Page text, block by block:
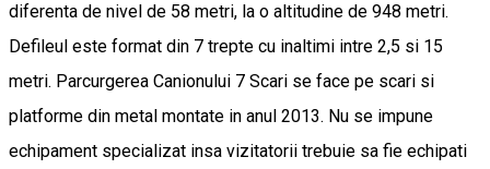
diferenta de nivel de 58 metri, la o altitudine de 948 metri.
Defileul este format din 7 trepte cu inaltimi intre 2,5 si 15
metri. Parcurgerea Canionului 7 Scari se face pe scari si
platforme din metal montate in anul 2013. Nu se impune
echipament specializat insa vizitatorii trebuie sa fie echipati